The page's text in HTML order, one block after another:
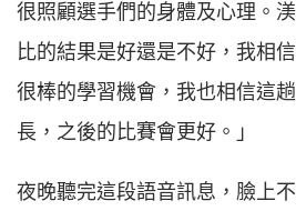
很照顧選手們的身體及心理。
比的結果是好還是不好，我相
很棒的學習機會，我也相信這
長，之後的比賽會更好。」
夜晚聽完這段語音訊息，臉上